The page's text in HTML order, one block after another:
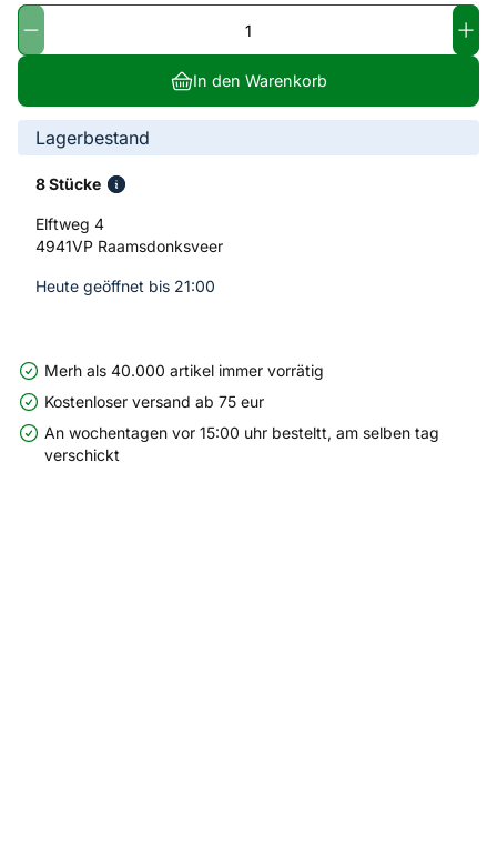
In den Warenkorb
Lagerbestand
8 Stücke
Elftweg 4
4941VP Raamsdonksveer
Heute geöffnet bis 21:00
Merh als 40.000 artikel immer vorrätig
Kostenloser versand ab 75 eur
An wochentagen vor 15:00 uhr besteltt, am selben tag
verschickt